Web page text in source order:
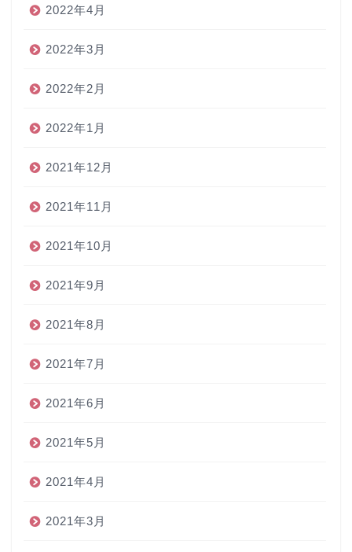
2022年4月
2022年3月
2022年2月
2022年1月
2021年12月
2021年11月
2021年10月
2021年9月
2021年8月
2021年7月
2021年6月
2021年5月
2021年4月
2021年3月